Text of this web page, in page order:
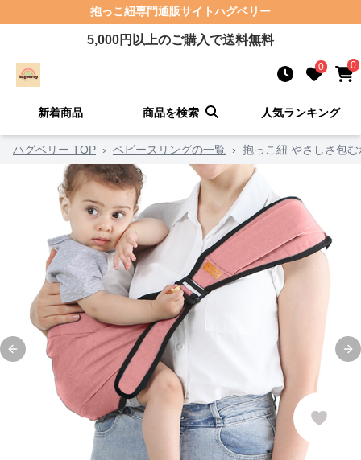
抱っこ紐専門通販サイトハグベリー
5,000円以上のご購入で送料無料
0 0
新着商品 商品を検索 人気ランキング
ハグベリー TOP › ベビースリングの一覧 › 抱っこ紐 やさしさ包
Previous slide